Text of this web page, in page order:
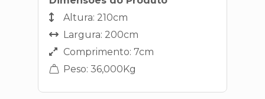
Altura: 210cm
Largura: 200cm
Comprimento: 7cm
Peso: 36,000Kg